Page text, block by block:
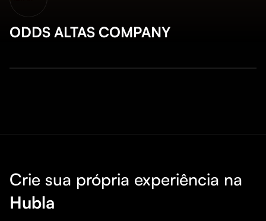
ODDS ALTAS COMPANY
Crie sua própria experiência na
Hubla